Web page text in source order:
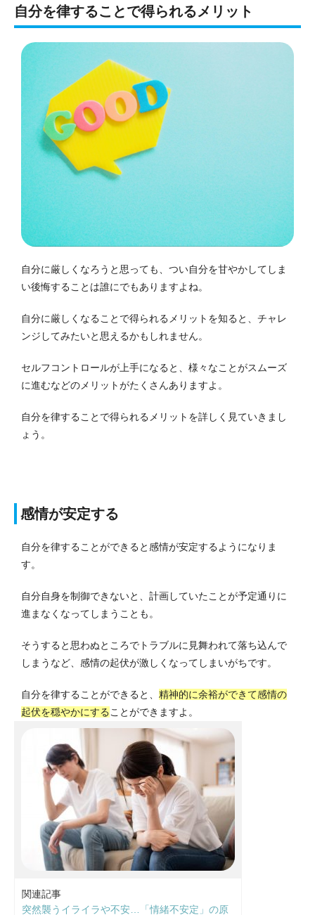
自分を律することで得られるメリット
自分に厳しくなろうと思っても、つい自分を甘やかしてしま
い後悔することは誰にでもありますよね。
自分に厳しくなることで得られるメリットを知ると、チャレ
ンジしてみたいと思えるかもしれません。
セルフコントロールが上手になると、様々なことがスムーズ
に進むなどのメリットがたくさんありますよ。
自分を律することで得られるメリットを詳しく見ていきまし
ょう。
感情が安定する
自分を律することができると感情が安定するようになりま
す。
自分自身を制御できないと、計画していたことが予定通りに
進まなくなってしまうことも。
そうすると思わぬところでトラブルに見舞われて落ち込んで
しまうなど、感情の起伏が激しくなってしまいがちです。
自分を律することができると、 精神的に余裕ができて感情の
起伏を穏やかにすることができますよ。
関連記事
突然襲うイライラや不安…「情緒不安定」の原